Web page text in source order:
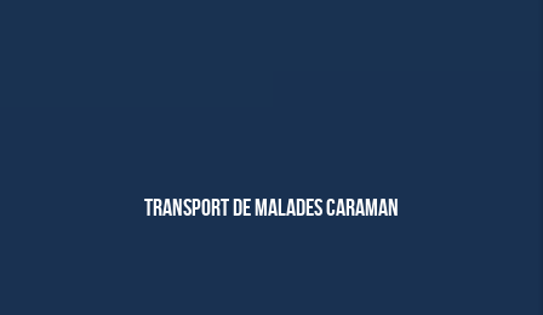
TRANSPORT DE MALADES CARAMAN